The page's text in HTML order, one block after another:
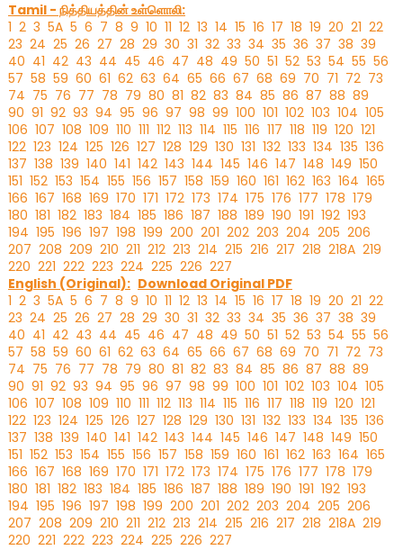
Tamil - நித்தியத்தின் உள்ளொலி:
1 2 3 5A 5 6 7 8 9 10 11 12 13 14 15 16 17 18 19 20 21 22
23 24 25 26 27 28 29 30 31 32 33 34 35 36 37 38 39
40 41 42 43 44 45 46 47 48 49 50 51 52 53 54 55 56
57 58 59 60 61 62 63 64 65 66 67 68 69 70 71 72 73
74 75 76 77 78 79 80 81 82 83 84 85 86 87 88 89
90 91 92 93 94 95 96 97 98 99 100 101 102 103 104 105
106 107 108 109 110 111 112 113 114 115 116 117 118 119 120 121
122 123 124 125 126 127 128 129 130 131 132 133 134 135 136
137 138 139 140 141 142 143 144 145 146 147 148 149 150
151 152 153 154 155 156 157 158 159 160 161 162 163 164 165
166 167 168 169 170 171 172 173 174 175 176 177 178 179
180 181 182 183 184 185 186 187 188 189 190 191 192 193
194 195 196 197 198 199 200 201 202 203 204 205 206
207 208 209 210 211 212 213 214 215 216 217 218 218A 219
220 221 222 223 224 225 226 227
English (Original): Download Original PDF
1 2 3 5A 5 6 7 8 9 10 11 12 13 14 15 16 17 18 19 20 21 22
23 24 25 26 27 28 29 30 31 32 33 34 35 36 37 38 39
40 41 42 43 44 45 46 47 48 49 50 51 52 53 54 55 56
57 58 59 60 61 62 63 64 65 66 67 68 69 70 71 72 73
74 75 76 77 78 79 80 81 82 83 84 85 86 87 88 89
90 91 92 93 94 95 96 97 98 99 100 101 102 103 104 105
106 107 108 109 110 111 112 113 114 115 116 117 118 119 120 121
122 123 124 125 126 127 128 129 130 131 132 133 134 135 136
137 138 139 140 141 142 143 144 145 146 147 148 149 150
151 152 153 154 155 156 157 158 159 160 161 162 163 164 165
166 167 168 169 170 171 172 173 174 175 176 177 178 179
180 181 182 183 184 185 186 187 188 189 190 191 192 193
194 195 196 197 198 199 200 201 202 203 204 205 206
207 208 209 210 211 212 213 214 215 216 217 218 218A 219
220 221 222 223 224 225 226 227